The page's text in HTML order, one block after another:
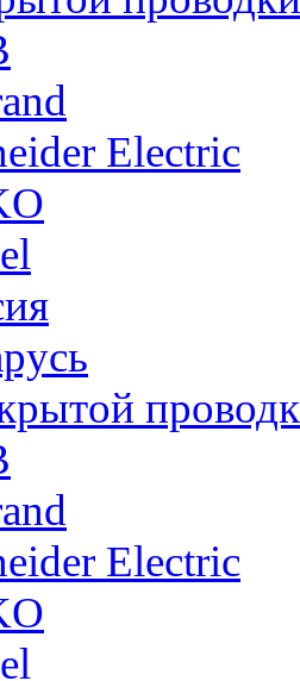
Electric
Electric